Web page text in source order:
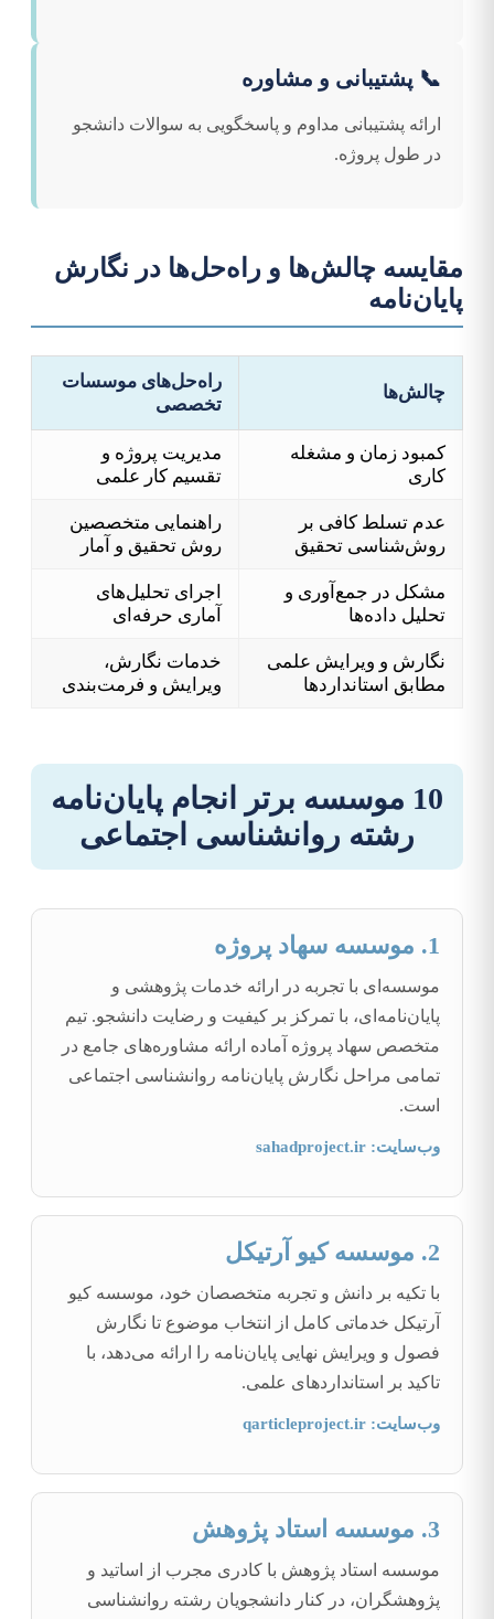
📞 پشتیبانی و مشاوره
ارائه پشتیبانی مداوم و پاسخگویی به سوالات دانشجو
در طول پروژه.
مقایسه چالش‌ها و راه‌حل‌ها در نگارش
پایان‌نامه
چالش‌ها
راه‌حل‌های موسسات
تخصصی
کمبود زمان و مشغله
کاری
مدیریت پروژه و
تقسیم کار علمی
عدم تسلط کافی بر
روش‌شناسی تحقیق
راهنمایی متخصصین
روش تحقیق و آمار
مشکل در جمع‌آوری و
تحلیل داده‌ها
اجرای تحلیل‌های
آماری حرفه‌ای
نگارش و ویرایش علمی
مطابق استانداردها
خدمات نگارش،
ویرایش و فرمت‌بندی
10 موسسه برتر انجام پایان‌نامه
رشته روانشناسی اجتماعی
1. موسسه سهاد پروژه
موسسه‌ای با تجربه در ارائه خدمات پژوهشی و
پایان‌نامه‌ای، با تمرکز بر کیفیت و رضایت دانشجو. تیم
متخصص سهاد پروژه آماده ارائه مشاوره‌های جامع در
تمامی مراحل نگارش پایان‌نامه روانشناسی اجتماعی
است.
وب‌سایت: sahadproject.ir
2. موسسه کیو آرتیکل
با تکیه بر دانش و تجربه متخصصان خود، موسسه کیو
آرتیکل خدماتی کامل از انتخاب موضوع تا نگارش
فصول و ویرایش نهایی پایان‌نامه را ارائه می‌دهد، با
تاکید بر استانداردهای علمی.
وب‌سایت: qarticleproject.ir
3. موسسه استاد پژوهش
موسسه استاد پژوهش با کادری مجرب از اساتید و
پژوهشگران، در کنار دانشجویان رشته روانشناسی